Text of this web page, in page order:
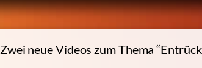
Zwei neue Videos zum Thema